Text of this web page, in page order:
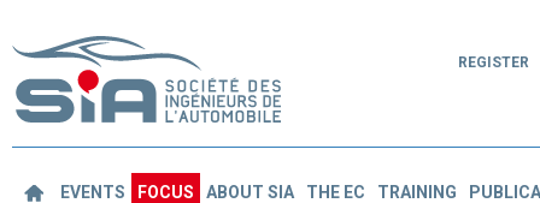
REGISTER
EVENTS FOCUS ABOUT SIA THE EC TRAINING